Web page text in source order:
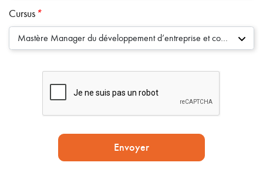
Cursus *
Mastère Manager du développement d’entreprise et commercial
Envoyer